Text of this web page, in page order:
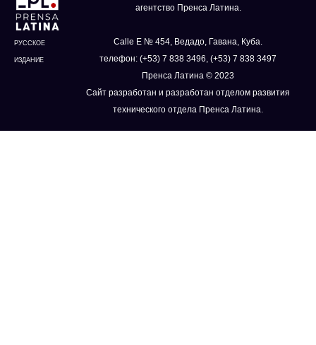
РУССКОЕ
ИЗДАНИЕ
агентство Пренса Латина.
Calle E № 454, Ведадо, Гавана, Куба.
телефон: (+53) 7 838 3496, (+53) 7 838 3497
Пренса Латина © 2023
Сайт разработан и разработан отделом развития
технического отдела Пренса Латина.